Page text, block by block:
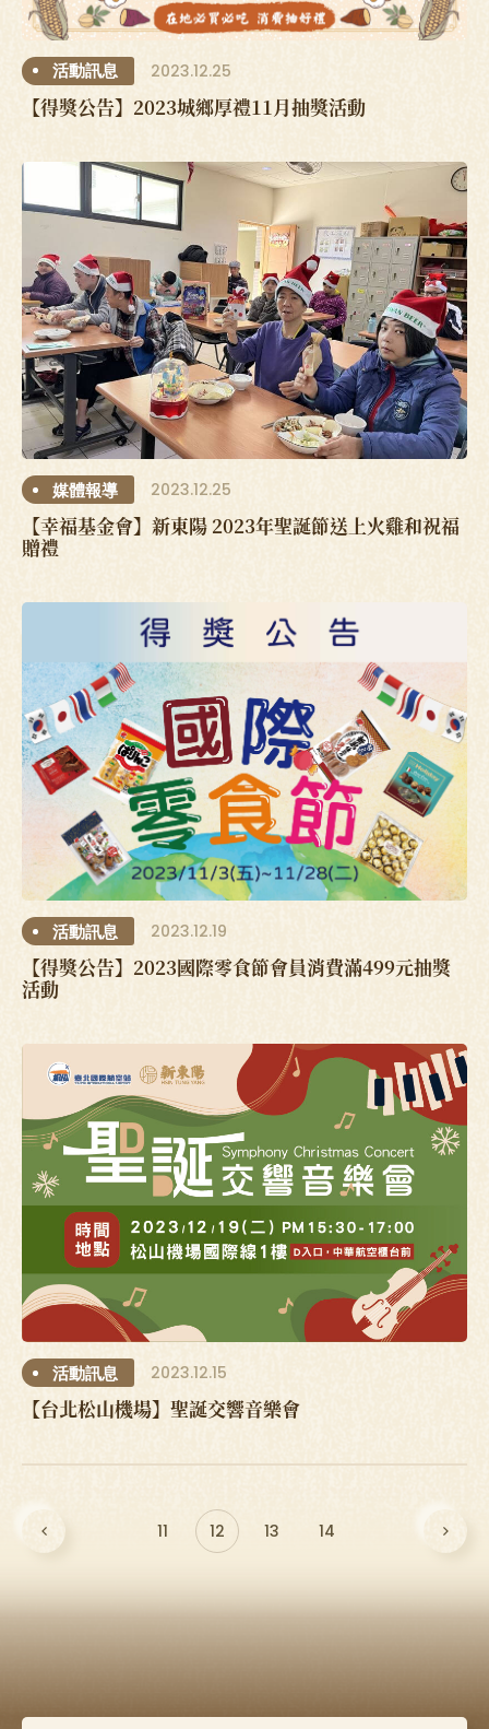
活動訊息 2023.12.25
【得獎公告】2023城鄉厚禮11月抽獎活動
媒體報導 2023.12.25
【幸福基金會】新東陽 2023年聖誕節送上火雞和祝福
贈禮
活動訊息 2023.12.19
【得獎公告】2023國際零食節會員消費滿499元抽獎
活動
活動訊息 2023.12.15
【台北松山機場】聖誕交響音樂會
11 12 13 14